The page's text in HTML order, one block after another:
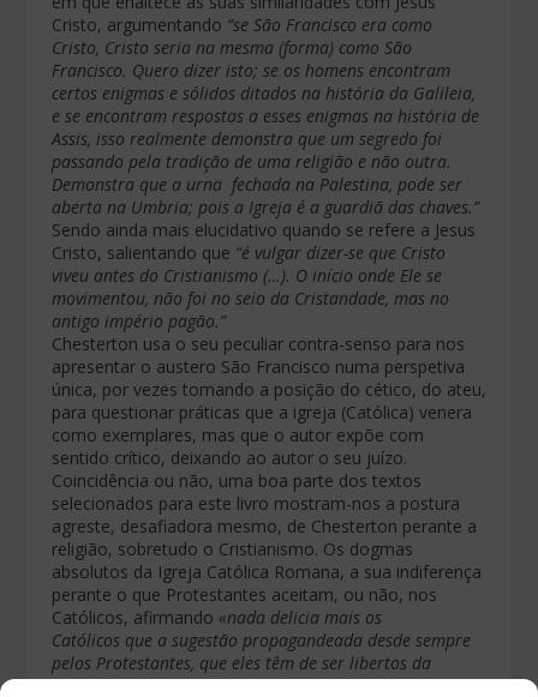
Cristo, argumentando “se São Francisco era como
Cristo, Cristo seria na mesma (forma) como São
Francisco. Quero dizer isto; se os homens encontram
certos enigmas e sólidos ditados na história da Galileia,
e se encontram respostas a esses enigmas na história de
Assis, isso realmente demonstra que um segredo foi
passando pela tradição de uma religião e não outra.
Demonstra que a urna fechada na Palestina, pode ser
aberta na Umbria; pois a Igreja é a guardiã das chaves.”
Sendo ainda mais elucidativo quando se refere a Jesus
Cristo, salientando que “é vulgar dizer-se que Cristo
viveu antes do Cristianismo (…). O início onde Ele se
movimentou, não foi no seio da Cristandade, mas no
antigo império pagão.”
Chesterton usa o seu peculiar contra-senso para nos
apresentar o austero São Francisco numa perspetiva
única, por vezes tomando a posição do cético, do ateu,
para questionar práticas que a igreja (Católica) venera
como exemplares, mas que o autor expõe com
sentido crítico, deixando ao autor o seu juízo.
Coincidência ou não, uma boa parte dos textos
selecionados para este livro mostram-nos a postura
agreste, desafiadora mesmo, de Chesterton perante a
religião, sobretudo o Cristianismo. Os dogmas
absolutos da Igreja Católica Romana, a sua indiferença
perante o que Protestantes aceitam, ou não, nos
Católicos, afirmando «nada delicia mais os
Católicos que a sugestão propagandeada desde sempre
pelos Protestantes, que eles têm de ser libertos da
superstiçãochamada “Mariolatria”.»